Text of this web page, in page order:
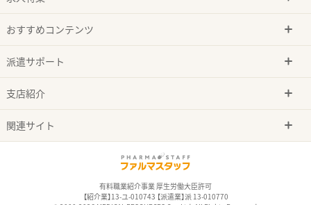
おすすめコンテンツ
派遣サポート
支店紹介
関連サイト
有料職業紹介事業 厚生労働大臣許可
【紹介業】13-ユ-010743 【派遣業】派 13-010770